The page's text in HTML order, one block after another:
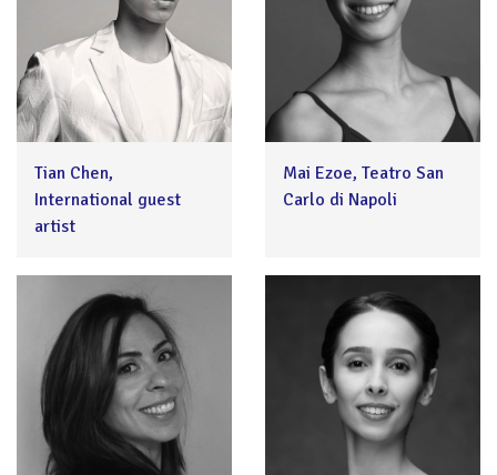
Tian Chen,
International guest
artist
Mai Ezoe, Teatro San
Carlo di Napoli